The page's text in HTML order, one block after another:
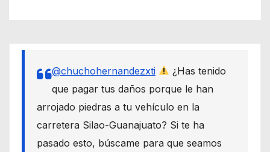
@chuchohernandezxti
¿Has tenido
que pagar tus daños porque le han
arrojado piedras a tu vehículo en la
carretera Silao-Guanajuato? Si te ha
pasado esto, búscame para que seamos